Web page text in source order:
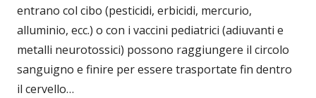
entrano col cibo (pesticidi, erbicidi, mercurio,
alluminio, ecc.) o con i vaccini pediatrici (adiuvanti e
metalli neurotossici) possono raggiungere il circolo
sanguigno e finire per essere trasportate fin dentro
il cervello…